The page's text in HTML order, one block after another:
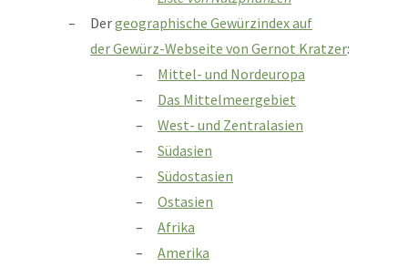
Dergeographische Gewürzindex auf
derGewürz-Webseite von Gernot Kratzer:
Mittel- und Nordeuropa
Das Mittelmeergebiet
West- und Zentralasien
Südasien
Südostasien
Ostasien
Afrika
Amerika